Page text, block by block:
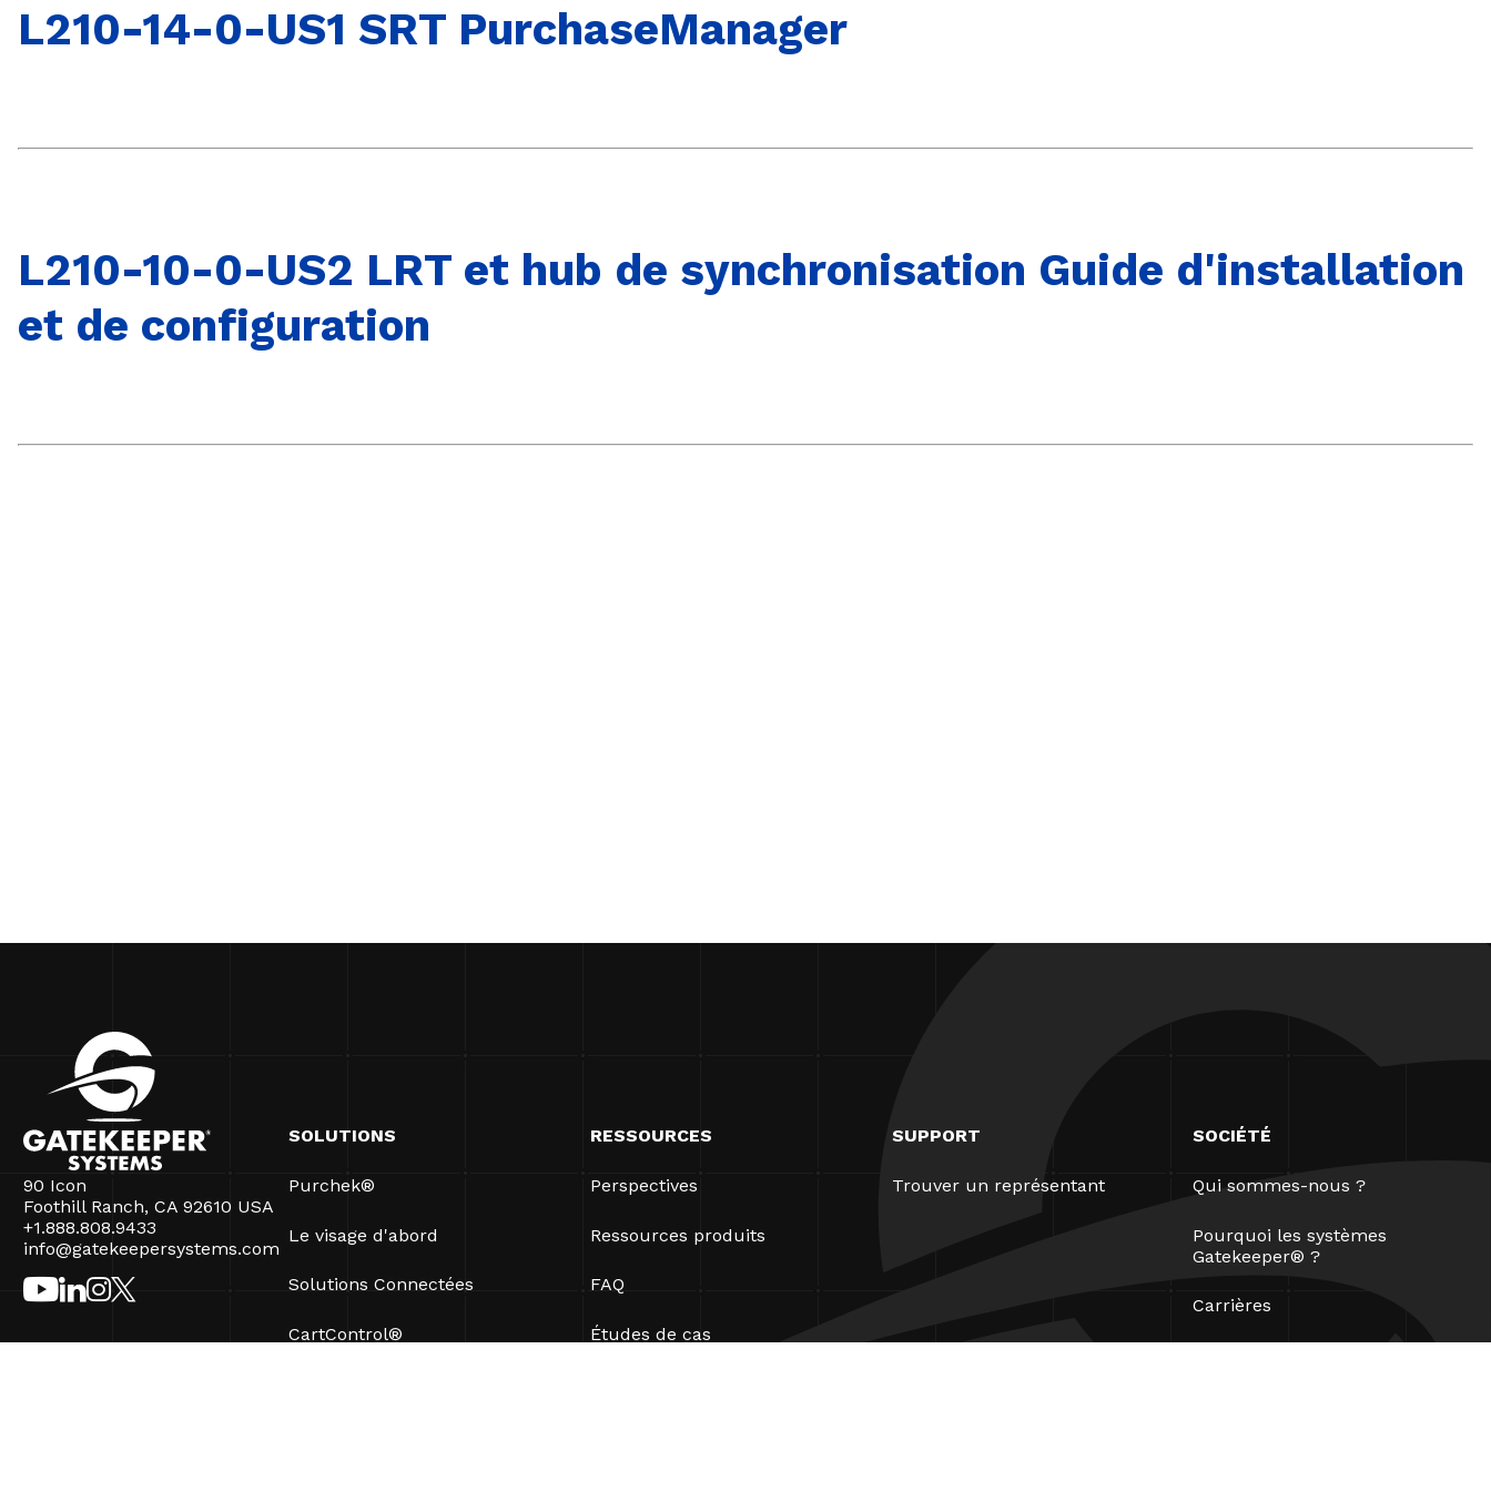
L210-14-0-US1 SRT PurchaseManager
L210-10-0-US2 LRT et hub de synchronisation Guide d'installation
et de configuration
90 Icon
Foothill Ranch, CA 92610 USA
+1.888.808.9433
info@gatekeepersystems.com
SOLUTIONS
Purchek®
Le visage d'abord
Solutions Connectées
CartControl®
RESSOURCES
Perspectives
Ressources produits
FAQ
Études de cas
SUPPORT
Trouver un représentant
SOCIÉTÉ
Qui sommes-nous ?
Pourquoi les systèmes
Gatekeeper® ?
Carrières